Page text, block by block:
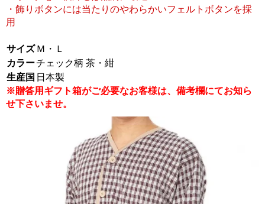
・飾りボタンには当たりのやわらかいフェルトボタンを採
用
サイズ Ｍ・Ｌ
カラーチェック柄 茶・紺
生産国 日本製
※贈答用ギフト箱がご必要なお客様は、備考欄にてお知ら
せ下さいませ。